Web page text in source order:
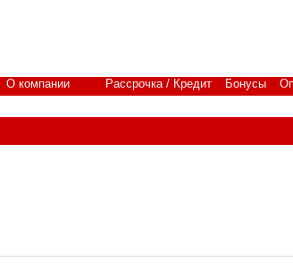
О компании Рассрочка / Кредит Бонусы